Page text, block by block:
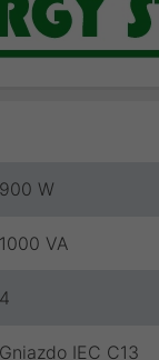
900 W
1000 VA
4
Gniazdo IEC C13